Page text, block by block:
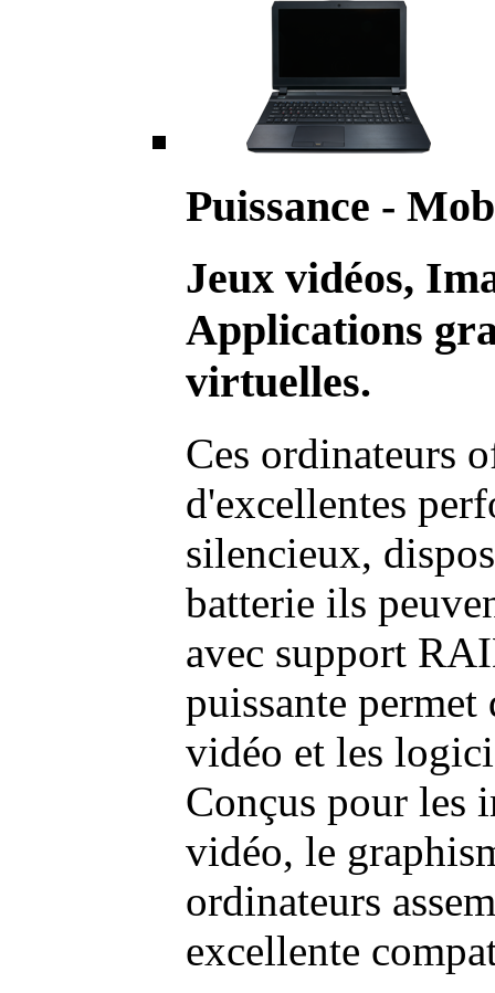
Puissance -
Jeux vidéos,
Applications
virtuelles.
Ces ordinateurs
d'excellentes
silencieux,
batterie ils
avec support
puissante permet
vidéo et les
Conçus pour les
vidéo, le
ordinateurs
excellente